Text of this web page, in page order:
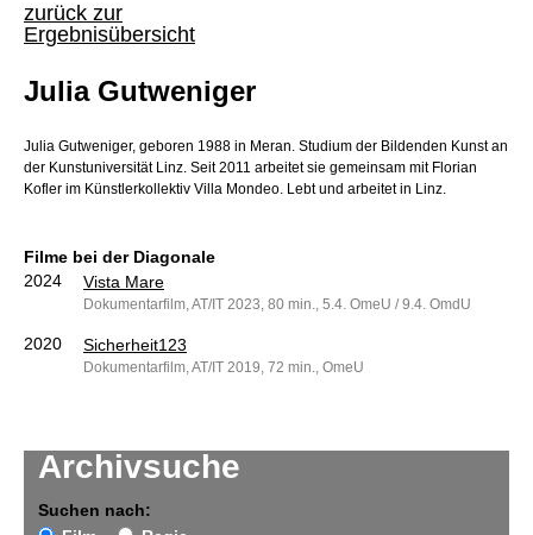
zurück zur
Ergebnisübersicht
Archivsuche
Suchen nach:
Julia Gutweniger
Julia Gutweniger, geboren 1988 in Meran. Studium der Bildenden Kunst an
der Kunstuniversität Linz. Seit 2011 arbeitet sie gemeinsam mit Florian
Kofler im Künstlerkollektiv Villa Mondeo. Lebt und arbeitet in Linz.
Filme bei der Diagonale
2024
Vista Mare
Dokumentarfilm, AT/IT 2023, 80 min., 5.4. OmeU / 9.4. OmdU
2020 Sicherheit123
Dokumentarfilm, AT/IT 2019, 72 min., OmeU